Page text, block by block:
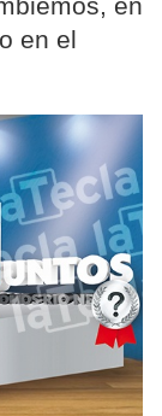
en
en el